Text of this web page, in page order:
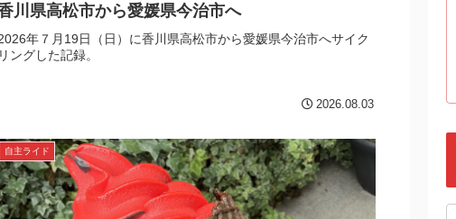
川県高松市から愛媛県今治市へ
年７月19日（日）に香川県高松市から愛媛県今治市へサイク
リングした記録。
2026.08.03
自主ライド